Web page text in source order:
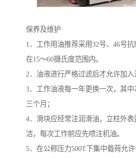
保养及维护
1．工作用油推荐采用32号、46号
在15～60摄氏度范围内。
2．油液进行严格过滤后才允许加入
3．工作油液每一年更换一次，其
三个月；
4．滑块应经常注润滑油，立柱外
洁，每次工作前应先喷注机油。
5．在公称压力500T下集中载荷允